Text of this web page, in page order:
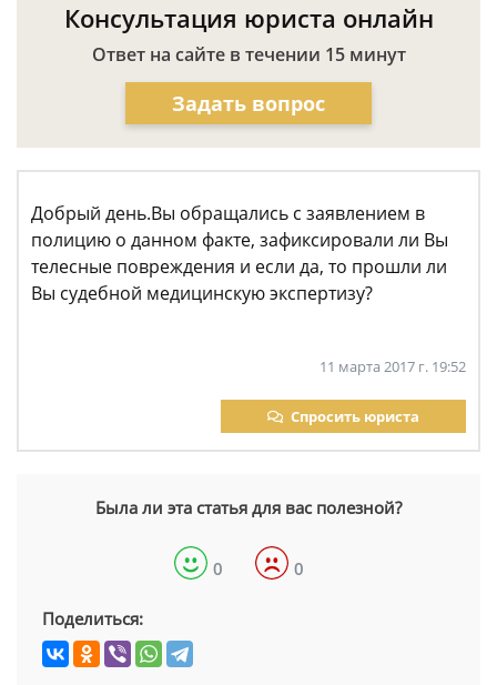
Консультация юриста онлайн
Ответ на сайте в течении 15 минут
Задать вопрос
Добрый день.Вы обращались с заявлением в
полицию о данном факте, зафиксировали ли Вы
телесные повреждения и если да, то прошли ли
Вы судебной медицинскую экспертизу?
11 марта 2017 г. 19:52
Спросить юриста
Была ли эта статья для вас полезной?
0 0
Поделиться: